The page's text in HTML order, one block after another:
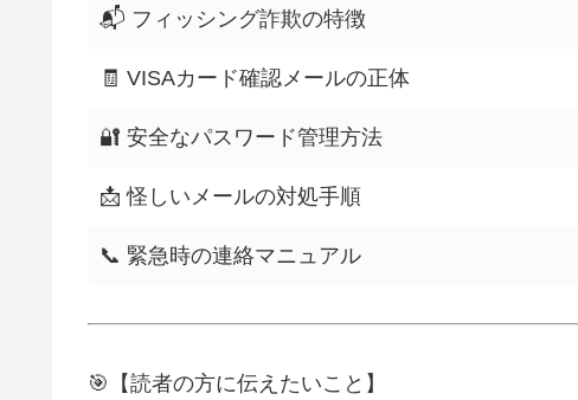
📬 フィッシング詐欺の特徴
🧾 VISAカード確認メールの正体
🔐 安全なパスワード管理方法
📩 怪しいメールの対処手順
📞 緊急時の連絡マニュアル
🎯【読者の方に伝えたいこと】